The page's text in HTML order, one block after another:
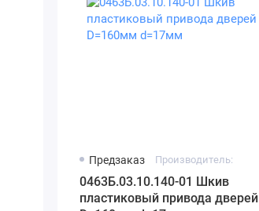
Предзаказ Производитель:
0463Б.03.10.140-01 Шкив
пластиковый привода дверей